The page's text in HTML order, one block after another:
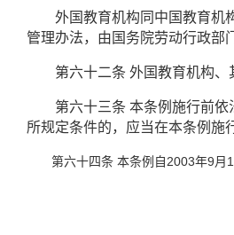
外国教育机构同中国教育机构
管理办法，由国务院劳动行政部
第六十二条 外国教育机构、
第六十三条 本条例施行前依
所规定条件的，应当在本条例施
第六十四条 本条例自 2003年9月 1